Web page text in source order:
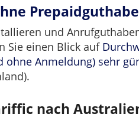
und
Sie einen Blick auf
ohne Anmeldung) sehr
nach